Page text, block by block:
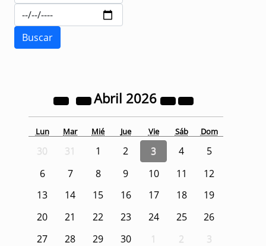
Abril 2026
Lun Mar Mié Jue Vie Sáb Dom
30 31 1 2 3 4
5
6
7 8 9 10 11
12
13
14 15 16 17 18
19
20
21 22 23 24 25
26
27
28 29 30 1 2 3